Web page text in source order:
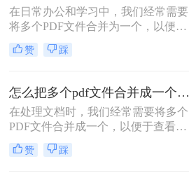
在日常办公和学习中，我们经常需要
将多个PDF文件合并为一个，以便于
分享、存储和管理。那么如何将多个
pdf文件合并成一个呢？本文将介绍四
法，帮助您轻松完成PDF文件的合并
任务。
赞 踩
怎么把多个pdf文件合并成一个？试试看这二种转换方式！
在处理文档时，我们经常需要将多个
PDF文件合并成一个，以便于查看、
传输和存档。那么怎么把多个pdf文件
合并成一个呢？本文将介绍两种常用
赞 踩